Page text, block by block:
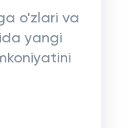
o'zlari va
yangi